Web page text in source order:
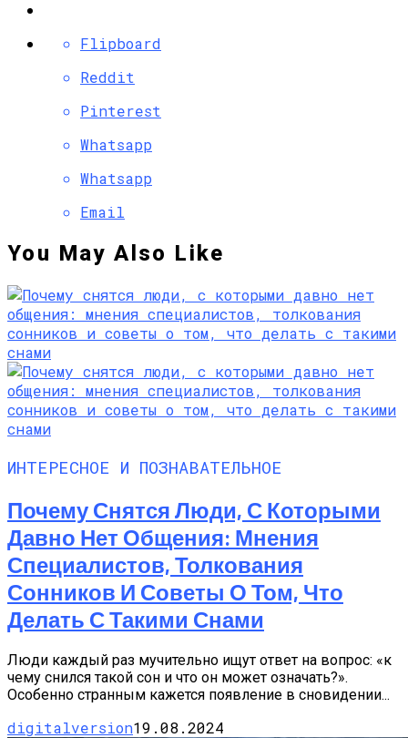
Flipboard
Reddit
Pinterest
Whatsapp
Whatsapp
Email
You May Also Like
ИНТЕРЕСНОЕ И ПОЗНАВАТЕЛЬНОЕ
Почему Снятся Люди, С Которыми
Давно Нет Общения: Мнения
Специалистов, Толкования
Сонников И Советы О Том, Что
Делать С Такими Снами
Люди каждый раз мучительно ищут ответ на вопрос: «к
чему снился такой сон и что он может означать?».
Особенно странным кажется появление в сновидении...
digitalversion19.08.2024